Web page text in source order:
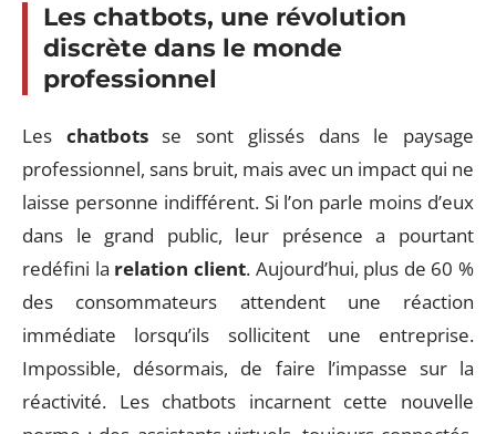
Les chatbots, une révolution
discrète dans le monde
professionnel
Les chatbotsse sont glissés dans le paysage
professionnel, sans bruit, mais avec un impact qui ne
laisse personne indifférent. Si l’on parle moins d’eux
dans le grand public, leur présence a pourtant
redéfini la relation client. Aujourd’hui, plus de 60 %
des consommateurs attendent une réaction
immédiate lorsqu’ils sollicitent une entreprise.
Impossible, désormais, de faire l’impasse sur la
réactivité. Les chatbots incarnent cette nouvelle